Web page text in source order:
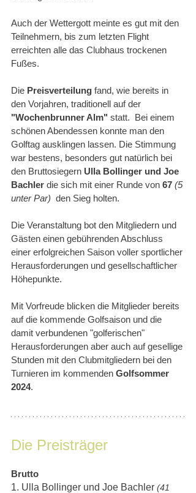
Auch der Wettergott meinte es gut mit den
Teilnehmern, bis zum letzten Flight
erreichten alle das Clubhaus trockenen
Fußes.
Die Preisverteilung fand, wie bereits in
den Vorjahren, traditionell auf der
"Wochenbrunner Alm" statt.  Bei einem
schönen Abendessen konnte man den
Golftag ausklingen lassen. Die Stimmung
war bestens, besonders gut natürlich bei
den Bruttosiegern Ulla Bollinger und Joe
Bachler die sich mit einer Runde von 67 (5
unter Par)
  den Sieg holten.
Die Veranstaltung bot den Mitgliedern und
Gästen einen gebührenden Abschluss
einer erfolgreichen Saison voller sportlicher
Herausforderungen und gesellschaftlicher
Höhepunkte.
Mit Vorfreude blicken die Mitglieder bereits
auf die kommende Golfsaison und die
damit verbundenen "golferischen"
Herausforderungen aber auch auf gesellige
Stunden mit den Clubmitgliedern bei den
Turnieren im kommenden Golfsommer
2024.
Die Preisträger
Brutto
1. Ulla Bollinger und Joe Bachler (41